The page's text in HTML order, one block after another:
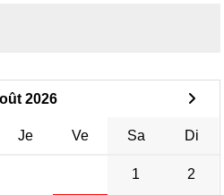
2026
Je Ve Sa Di
1 2